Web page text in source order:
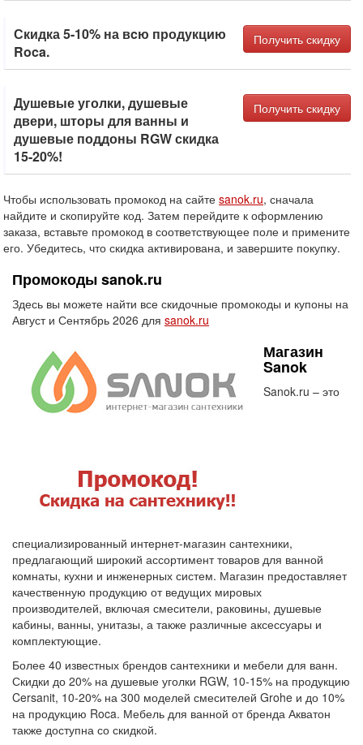
Скидка 5-10% на вcю продукцию
Roca.
Получить скидку
Душевые уголки, душевые
двери, шторы для ванны и
душевые поддоны RGW скидка
15-20%!
Получить скидку
Чтобы использовать промокод на сайте sanok.ru, сначала
найдите и скопируйте код. Затем перейдите к оформлению
заказа, вставьте промокод в соответствующее поле и примените
его. Убедитесь, что скидка активирована, и завершите покупку.
Промокоды sanok.ru
Здесь вы можете найти все скидочные промокоды и купоны на
Август и Сентябрь 2026 для sanok.ru
Магазин
Sanok
Sanok.ru – это
специализированный интернет-магазин сантехники,
предлагающий широкий ассортимент товаров для ванной
комнаты, кухни и инженерных систем. Магазин предоставляет
качественную продукцию от ведущих мировых
производителей, включая смесители, раковины, душевые
кабины, ванны, унитазы, а также различные аксессуары и
комплектующие.
Более 40 известных брендов сантехники и мебели для ванн.
Скидки до 20% на душевые уголки RGW, 10-15% на продукцию
Cersanit, 10-20% на 300 моделей смесителей Grohe и до 10%
на продукцию Roca. Мебель для ванной от бренда Акватон
также доступна со скидкой.